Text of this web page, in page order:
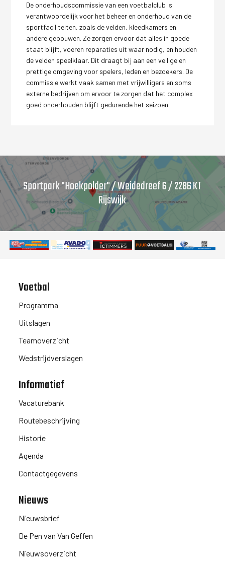
De onderhoudscommissie van een voetbalclub is
verantwoordelijk voor het beheer en onderhoud van de
sportfaciliteiten, zoals de velden, kleedkamers en
andere gebouwen. Ze zorgen ervoor dat alles in goede
staat blijft, voeren reparaties uit waar nodig, en houden
de velden speelklaar. Dit draagt bij aan een veilige en
prettige omgeving voor spelers, leden en bezoekers. De
commissie werkt vaak samen met vrijwilligers en soms
externe bedrijven om ervoor te zorgen dat het complex
goed onderhouden blijft gedurende het seizoen.
Sportpark "Hoekpolder" / Weidedreef 6 / 2286 KT
Rijswijk
Voetbal
Programma
Uitslagen
Teamoverzicht
Wedstrijdverslagen
Informatief
Vacaturebank
Routebeschrijving
Historie
Agenda
Contactgegevens
Nieuws
Nieuwsbrief
De Pen van Van Geffen
Nieuwsoverzicht